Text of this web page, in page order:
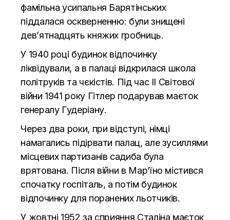
фамільна усипальня Барятінських
піддалася оскверненню: були знищені
дев’ятнадцять княжих гробниць.
У 1940 році будинок відпочинку
ліквідували, а в палаці відкрилася школа
політруків та чєкістів. Під час ІІ Світової
війни 1941 року Гітлер подарував маєток
генералу Гудеріану.
Через два роки, при відступі, німці
намагались підірвати палац, але зусиллями
місцевих партизанів садиба була
врятована. Після війни в Мар’їно містився
спочатку госпіталь, а потім будинок
відпочинку для поранених льотчиків.
У жовтні 1952 за сприяння Сталіна маєток